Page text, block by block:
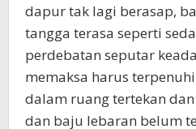
dapur tak lagi berasap,
tangga terasa seperti
perdebatan seputar
memaksa harus
dalam ruang tertekan
dan baju lebaran belum